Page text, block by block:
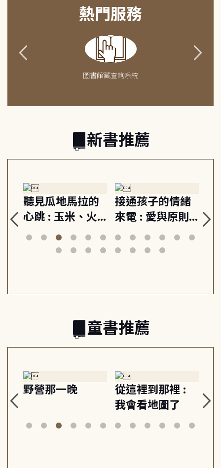
熱門服務
圖書館藏查詢系統
新書推薦
聽見瓜地馬拉的
心跳 : 玉米、火
山與信仰, 外交官
筆下的現代馬雅
接通孩子的情緒
來電 : 愛與原則,
建立教養的安定
節奏 22個行動練
關
童書推薦
野營那一晚
從這裡到那裡 :
我會看地圖了
美